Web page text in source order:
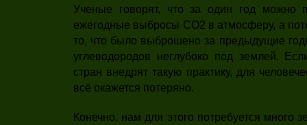
Ученые говорят, что за один год можно
ежегодные выбросы CO2 в атмосферу, а
то, что было выброшено за предыдущие
углеводородов неглубоко под землей.
стран внедрят такую практику, для
всё окажется потеряно.
Конечно, нам для этого потребуется много